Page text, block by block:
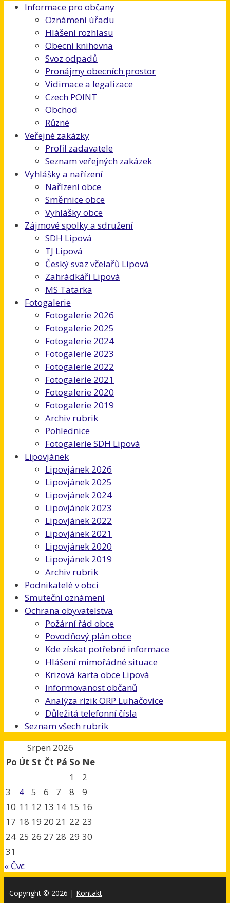
Informace pro občany
Oznámení úřadu
Hlášení rozhlasu
Obecní knihovna
Svoz odpadů
Pronájmy obecních prostor
Vidimace a legalizace
Czech POINT
Obchod
Různé
Veřejné zakázky
Profil zadavatele
Seznam veřejných zakázek
Vyhlášky a nařízení
Nařízení obce
Směrnice obce
Vyhlášky obce
Zájmové spolky a sdružení
SDH Lipová
TJ Lipová
Český svaz včelařů Lipová
Zahrádkáři Lipová
MS Tatarka
Fotogalerie
Fotogalerie 2026
Fotogalerie 2025
Fotogalerie 2024
Fotogalerie 2023
Fotogalerie 2022
Fotogalerie 2021
Fotogalerie 2020
Fotogalerie 2019
Archiv rubrik
Pohlednice
Fotogalerie SDH Lipová
Lipovjánek
Lipovjánek 2026
Lipovjánek 2025
Lipovjánek 2024
Lipovjánek 2023
Lipovjánek 2022
Lipovjánek 2021
Lipovjánek 2020
Lipovjánek 2019
Archiv rubrik
Podnikatelé v obci
Smuteční oznámení
Ochrana obyvatelstva
Požární řád obce
Povodňový plán obce
Kde získat potřebné informace
Hlášení mimořádné situace
Krizová karta obce Lipová
Informovanost občanů
Analýza rizik ORP Luhačovice
Důležitá telefonní čísla
Seznam všech rubrik
Srpen 2026
Po Út St Čt Pá So Ne
1
2
3
4 5 6 7 8
9
10 11 12 13 14 15 16
17 18 19 20 21 22 23
24 25 26 27 28 29 30
31
« Čvc
Copyright © 2026 | Kontakt